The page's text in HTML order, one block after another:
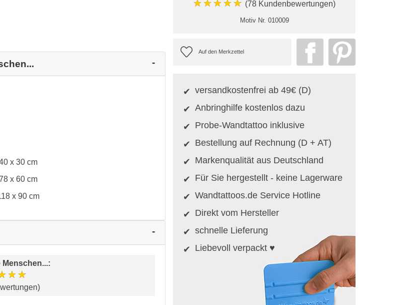
x 30 cm
x 60 cm
x 90 cm
Menschen...:
★★★★★ (78 Kundenbewertungen)
Motiv Nr. 010009
versandkostenfrei ab 49€ (D)
Anbringhilfe kostenlos dazu
Probe-Wandtattoo inklusive
Bestellung auf Rechnung (D + AT)
Markenqualität aus Deutschland
Für Sie hergestellt - keine Lagerware
Wandtattoos.de Service Hotline
Direkt vom Hersteller
schnelle Lieferung
Liebevoll verpackt ♥